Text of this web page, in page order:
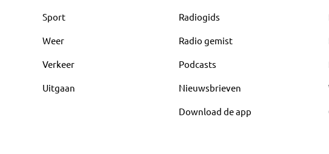
Sport
Weer
Verkeer
Uitgaan
Radiogids
Radio gemist
Podcasts
Nieuwsbrieven
Download de app